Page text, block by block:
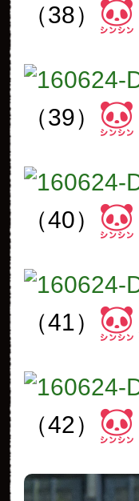
（38）
（39）
（40）
（41）
（42）